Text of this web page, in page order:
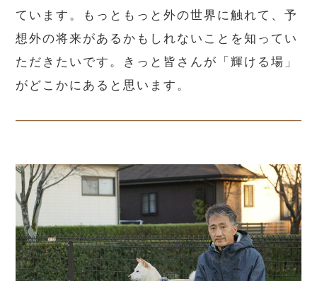
ています。もっともっと外の世界に触れて、予
想外の将来があるかもしれないことを知ってい
ただきたいです。きっと皆さんが「輝ける場」
がどこかにあると思います。